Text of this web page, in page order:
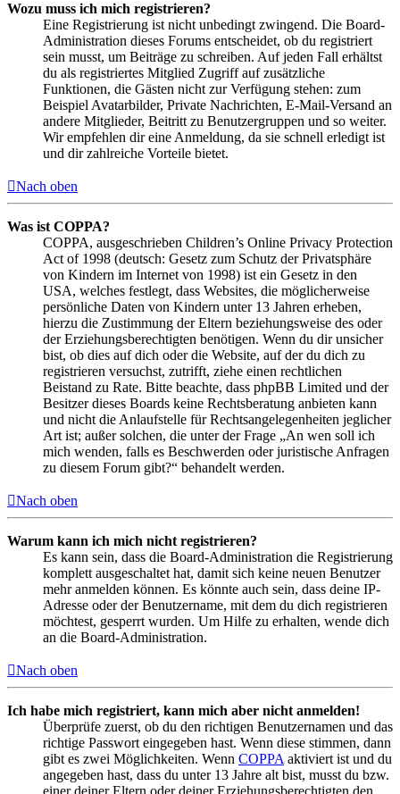
Wozu muss ich mich registrieren?
Eine Registrierung ist nicht unbedingt zwingend. Die Board-
Administration dieses Forums entscheidet, ob du registriert
sein musst, um Beiträge zu schreiben. Auf jeden Fall erhältst
du als registriertes Mitglied Zugriff auf zusätzliche
Funktionen, die Gästen nicht zur Verfügung stehen: zum
Beispiel Avatarbilder, Private Nachrichten, E-Mail-Versand an
andere Mitglieder, Beitritt zu Benutzergruppen und so weiter.
Wir empfehlen dir eine Anmeldung, da sie schnell erledigt ist
und dir zahlreiche Vorteile bietet.
Nach oben
Was ist COPPA?
COPPA, ausgeschrieben Children’s Online Privacy Protection
Act of 1998 (deutsch: Gesetz zum Schutz der Privatsphäre
von Kindern im Internet von 1998) ist ein Gesetz in den
USA, welches festlegt, dass Websites, die möglicherweise
persönliche Daten von Kindern unter 13 Jahren erheben,
hierzu die Zustimmung der Eltern beziehungsweise des oder
der Erziehungsberechtigten benötigen. Wenn du dir unsicher
bist, ob dies auf dich oder die Website, auf der du dich zu
registrieren versuchst, zutrifft, ziehe einen rechtlichen
Beistand zu Rate. Bitte beachte, dass phpBB Limited und der
Besitzer dieses Boards keine Rechtsberatung anbieten kann
und nicht die Anlaufstelle für Rechtsangelegenheiten jeglicher
Art ist; außer solchen, die unter der Frage „An wen soll ich
mich wenden, falls es Beschwerden oder juristische Anfragen
zu diesem Forum gibt?“ behandelt werden.
Nach oben
Warum kann ich mich nicht registrieren?
Es kann sein, dass die Board-Administration die Registrierung
komplett ausgeschaltet hat, damit sich keine neuen Benutzer
mehr anmelden können. Es könnte auch sein, dass deine IP-
Adresse oder der Benutzername, mit dem du dich registrieren
möchtest, gesperrt wurden. Um Hilfe zu erhalten, wende dich
an die Board-Administration.
Nach oben
Ich habe mich registriert, kann mich aber nicht anmelden!
Überprüfe zuerst, ob du den richtigen Benutzernamen und das
richtige Passwort eingegeben hast. Wenn diese stimmen, dann
gibt es zwei Möglichkeiten. Wenn COPPA aktiviert ist und du
angegeben hast, dass du unter 13 Jahre alt bist, musst du bzw.
einer deiner Eltern oder deiner Erziehungsberechtigten den